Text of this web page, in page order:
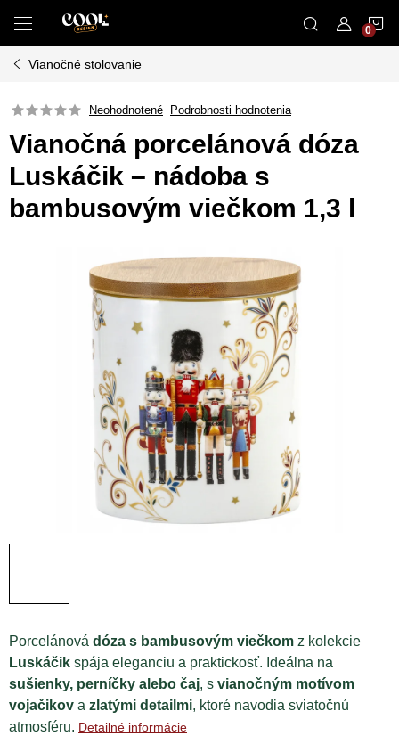
obsah
Vianočné stolovanie
Neohodnotené Podrobnosti hodnotenia
Vianočná porcelánová dóza
Luskáčik – nádoba s
bambusovým viečkom 1,3 l
Porcelánová dóza s bambusovým viečkom z kolekcie
Luskáčik spája eleganciu a praktickosť. Ideálna na
sušienky, perníčky alebo čaj, s vianočným motívom
vojačikov a zlatými detailmi, ktoré navodia sviatočnú
atmosféru. Detailné informácie